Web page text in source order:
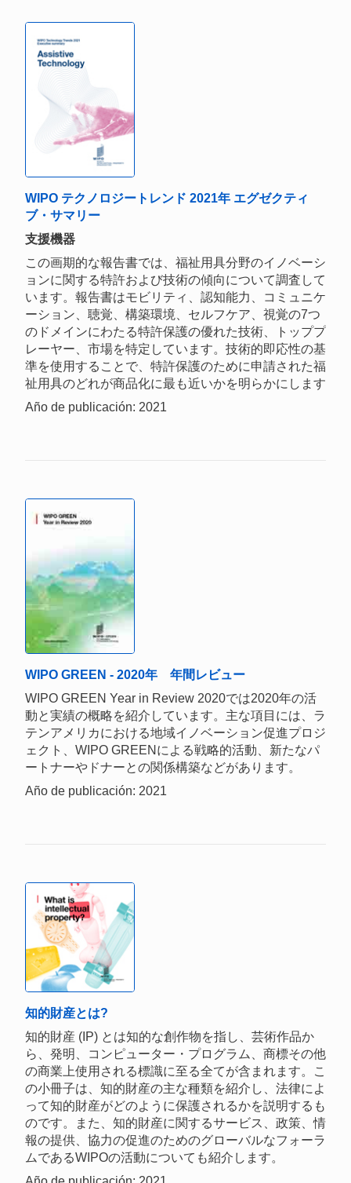
WIPO テクノロジートレンド 2021年 エグゼクティ
ブ・サマリー
支援機器
この画期的な報告書では、福祉用具分野のイノベーシ
ョンに関する特許および技術の傾向について調査して
います。報告書はモビリティ、認知能力、コミュニケ
ーション、聴覚、構築環境、セルフケア、視覚の7つ
のドメインにわたる特許保護の優れた技術、トッププ
レーヤー、市場を特定しています。技術的即応性の基
準を使用することで、特許保護のために申請された福
祉用具のどれが商品化に最も近いかを明らかにします
Año de publicación: 2021
WIPO GREEN - 2020年 年間レビュー
WIPO GREEN Year in Review 2020では2020年の活
動と実績の概略を紹介しています。主な項目には、ラ
テンアメリカにおける地域イノベーション促進プロジ
ェクト、WIPO GREENによる戦略的活動、新たなパ
ートナーやドナーとの関係構築などがあります。
Año de publicación: 2021
知的財産とは?
知的財産 (IP) とは知的な創作物を指し、芸術作品か
ら、発明、コンピューター・プログラム、商標その他
の商業上使用される標識に至る全てが含まれます。こ
の小冊子は、知的財産の主な種類を紹介し、法律によ
って知的財産がどのように保護されるかを説明するも
のです。また、知的財産に関するサービス、政策、情
報の提供、協力の促進のためのグローバルなフォーラ
ムであるWIPOの活動についても紹介します。